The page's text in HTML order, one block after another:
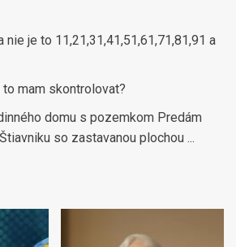
nie je to 11,21,31,41,51,61,71,81,91 a
mam skontrolovat?
domu s pozemkom Predám
so zastavanou plochou ...